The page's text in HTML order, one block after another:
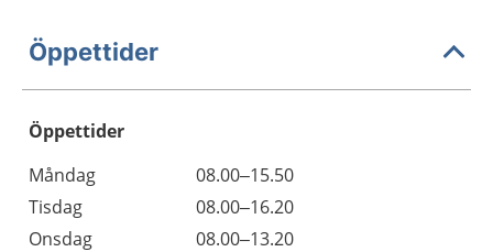
Öppettider
Öppettider
Dag
Öppettider
Kommentarer
Måndag
08.00–15.50
Tisdag
08.00–16.20
Onsdag
08.00–13.20